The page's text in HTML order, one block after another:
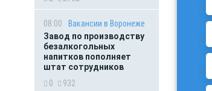
08:00
Вакансии в Воронеже
Завод по производству
безалкогольных
напитков пополняет
штат сотрудников
0
932